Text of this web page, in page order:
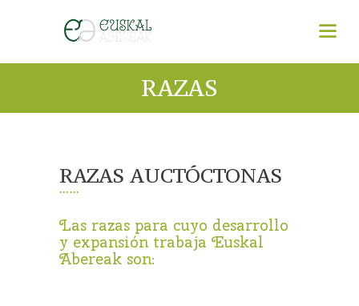
RAZAS
RAZAS AUCTÓCTONAS
Las razas para cuyo desarrollo
y expansión trabaja Euskal
Abereak son: